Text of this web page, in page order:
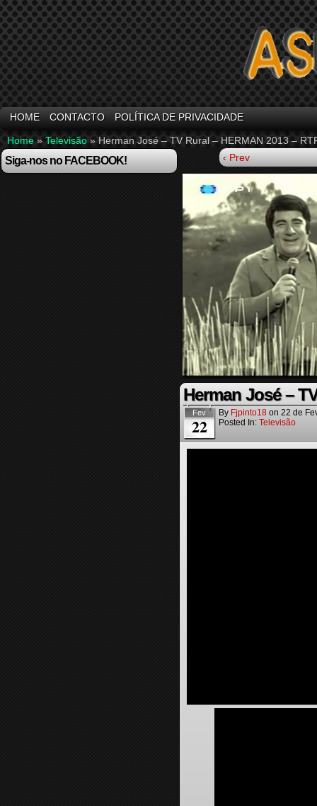
HOME CONTACTO POLÍTICA DE PRIVACIDADE
Home » Televisão » Herman José – TV Rural – HERMAN 2013 –
Siga-nos no FACEBOOK! ‹ Prev
Herman José –
Fev
22
By Fjpinto18 on 22 de
Posted In: Televisão